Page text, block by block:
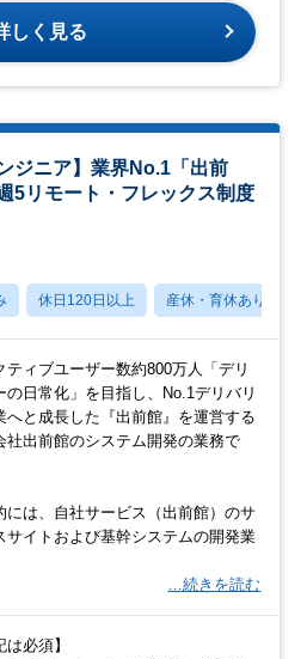
しく見る
ジニア】業界No.1「出前
5リモート・フレックス制度
休日120日以上 産休・育休あり
ィブユーザー数約800万人「デリ
の日常化」を目指し、No.1デリバリ
へと成長した『出前館』を運営する
社出前館のシステム開発の業務で
には、自社サービス（出前館）のサ
サイトおよび基幹システムの開発業
…続きを読む
は必須】